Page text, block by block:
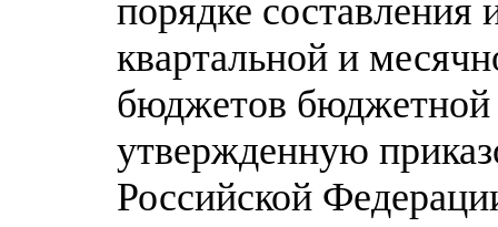
порядке составления
квартальной и
бюджетов бюджетной
утвержденную
Российской